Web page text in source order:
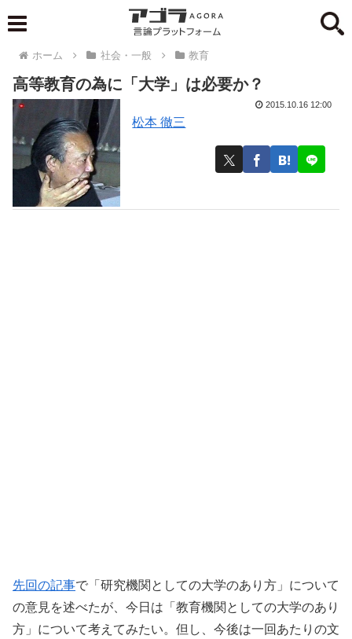
ホーム 社会・一般 教育
高等教育の為に「大学」は必要か？
松本 徹三
2015.10.16 12:00
先回の記事で「研究機関としての大学のあり方」について
の意見を述べたが、今日は「教育機関としての大学のあり
方」について考えてみたい。但し、今後は一回あたりの文